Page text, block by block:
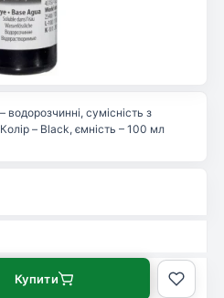
сумісність з
– Black, ємність – 100 мл
Купити